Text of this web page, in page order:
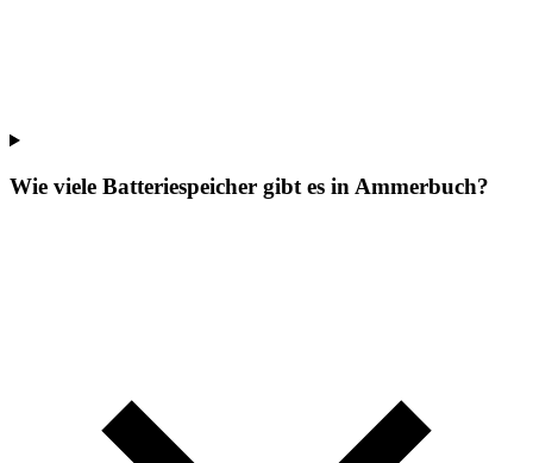
Wie viele Batteriespeicher gibt es in Ammerbuch?